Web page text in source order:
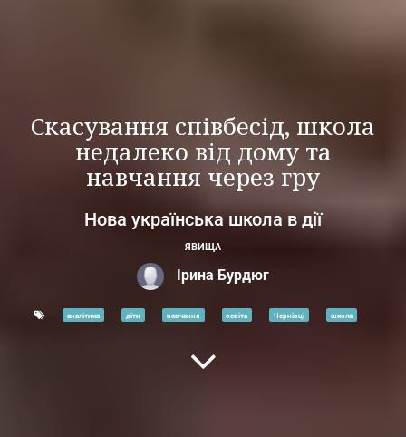
Скасування співбесід, школа
недалеко від дому та
навчання через гру
Нова українська школа в дії
ЯВИЩА
Ірина Бурдюг
аналітика діти навчання освіта Чернівці школа